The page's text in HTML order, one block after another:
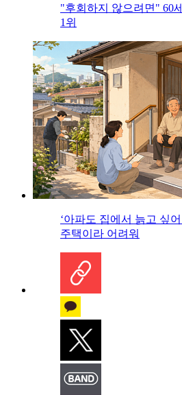
"후회하지 않으려면" 60
1위
‘아파도 집에서 늙고 싶
주택이라 어려워